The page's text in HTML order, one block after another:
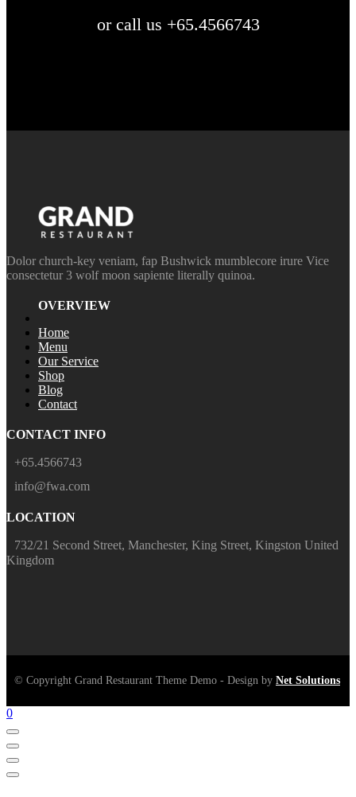
or call us +65.4566743
Dolor church-key veniam, fap Bushwick mumblecore irure Vice
consectetur 3 wolf moon sapiente literally quinoa.
OVERVIEW
Home
Menu
Our Service
Shop
Blog
Contact
CONTACT INFO
+65.4566743
info@fwa.com
LOCATION
732/21 Second Street, Manchester, King Street, Kingston United
Kingdom
© Copyright Grand Restaurant Theme Demo - Design by Net Solutions
0